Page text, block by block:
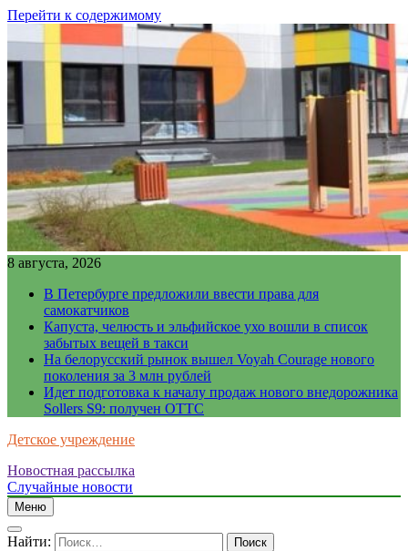
Перейти к содержимому
8 августа, 2026
В Петербурге предложили ввести права для
самокатчиков
Капуста, челюсть и эльфийское ухо вошли в список
забытых вещей в такси
На белорусский рынок вышел Voyah Courage нового
поколения за 3 млн рублей
Идет подготовка к началу продаж нового внедорожника
Sollers S9: получен ОТТС
Детское учреждение
Новостная рассылка
Случайные новости
Меню
Найти: